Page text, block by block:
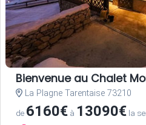
Bienvenue au Chalet
La Plagne Tarentaise 73210
de 6160€ à 13090€ la